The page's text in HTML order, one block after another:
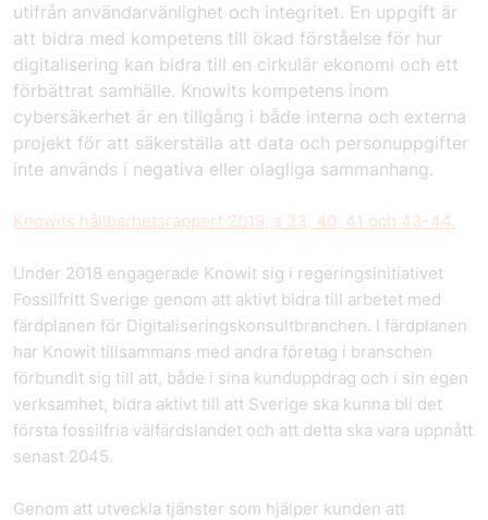
utifrån användarvänlighet och integritet. En uppgift är
att bidra med kompetens till ökad förståelse för hur
digitalisering kan bidra till en cirkulär ekonomi och ett
förbättrat samhälle. Knowits kompetens inom
cybersäkerhet är en tillgång i både interna och externa
projekt för att säkerställa att data och personuppgifter
inte används i negativa eller olagliga sammanhang.
Knowits hållbarhetsrapport 2019, s 23, 40, 41 och 43-44.
Under 2018 engagerade Knowit sig i regeringsinitiativet
Fossilfritt Sverige genom att aktivt bidra till arbetet med
färdplanen för Digitaliseringskonsultbranchen. I färdplanen
har Knowit tillsammans med andra företag i branschen
förbundit sig till att, både i sina kunduppdrag och i sin egen
verksamhet, bidra aktivt till att Sverige ska kunna bli det
första fossilfria välfärdslandet och att detta ska vara uppnått
senast 2045.
Genom att utveckla tjänster som hjälper kunden att